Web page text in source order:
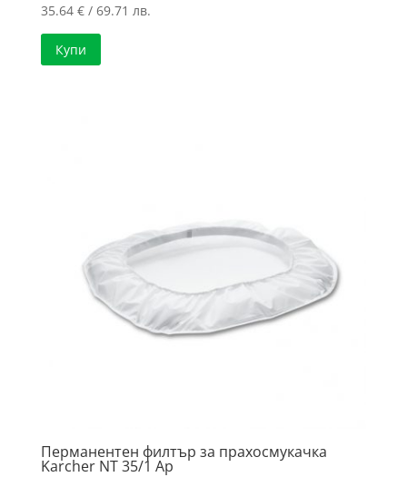
35.64 €/ 69.71 лв.
Купи
Перманентен филтър за прахосмукачка
Karcher NT 35/1 Ap